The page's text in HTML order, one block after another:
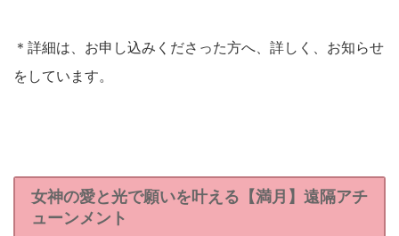
＊詳細は、お申し込みくださった方へ、詳しく、お知らせ
をしています。
女神の愛と光で願いを叶える【満月】遠隔アチ
ューンメント